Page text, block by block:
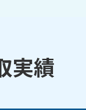
実績